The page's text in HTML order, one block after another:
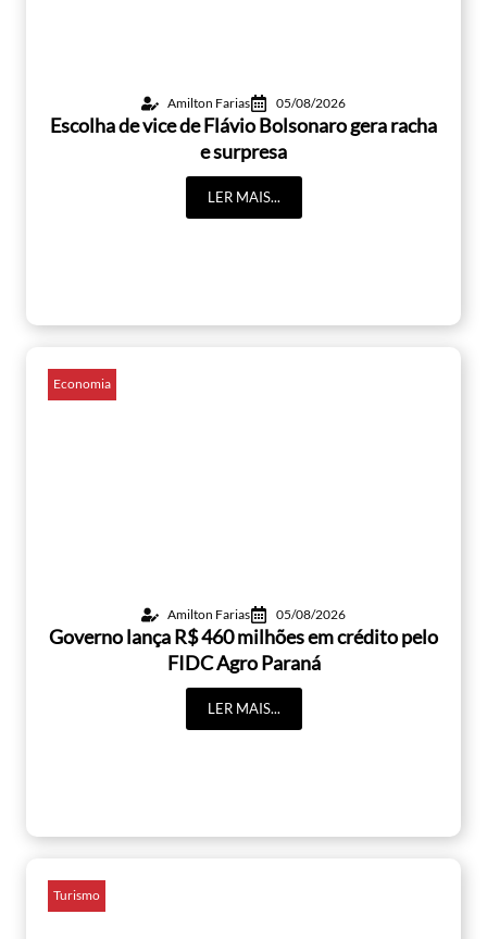
Amilton Farias 05/08/2026
Escolha de vice de Flávio Bolsonaro gera racha
e surpresa
LER MAIS...
Economia
Amilton Farias 05/08/2026
Governo lança R$ 460 milhões em crédito pelo
FIDC Agro Paraná
LER MAIS...
Turismo